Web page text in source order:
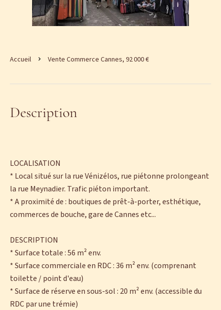
Accueil Vente Commerce Cannes, 92 000 €
Description
LOCALISATION
* Local situé sur la rue Vénizélos, rue piétonne prolongeant
la rue Meynadier. Trafic piéton important.
* A proximité de : boutiques de prêt-à-porter, esthétique,
commerces de bouche, gare de Cannes etc...
DESCRIPTION
* Surface totale : 56 m² env.
* Surface commerciale en RDC : 36 m² env. (comprenant
toilette / point d'eau)
* Surface de réserve en sous-sol : 20 m² env. (accessible du
RDC par une trémie)